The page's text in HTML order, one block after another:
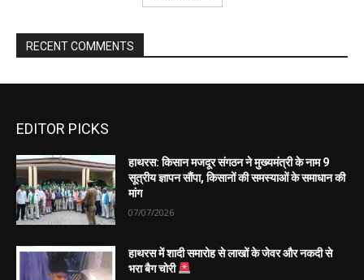
EDITOR PICKS
हाथरस: किसान मजदूर संगठन ने मुख्यमंत्री के नाम 9
सूत्रीय ज्ञापन सौंपा, किसानों की समस्याओं के समाधान की
मांग
07/07/2026
हाथरस में शादी समारोह से लाखों के जेवर और नकदी से
भरा बैग चोरी